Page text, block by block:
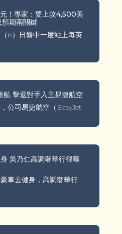
！專家：要上攻4,500美
期兩關鍵
6）日盤中一度站上每英
擊退對手入主易捷航空
公司易捷航空（EasyJet
吳乃仁高調奢華行徑曝
車去健身，高調奢華行